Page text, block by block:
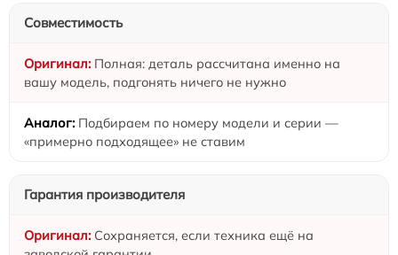
Совместимость
Полная: деталь рассчитана именно на
вашу модель, подгонять ничего не нужно
Подбираем по номеру модели и серии —
«примерно подходящее» не ставим
Гарантия производителя
Сохраняется, если техника ещё на